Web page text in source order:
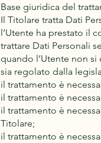
Base giuridica del
Il Titolare tratta Dati
l’Utente ha prestato il
trattare Dati Personali
quando l’Utente non
sia regolato dalla
il trattamento è
il trattamento è
il trattamento è
Titolare;
il trattamento è